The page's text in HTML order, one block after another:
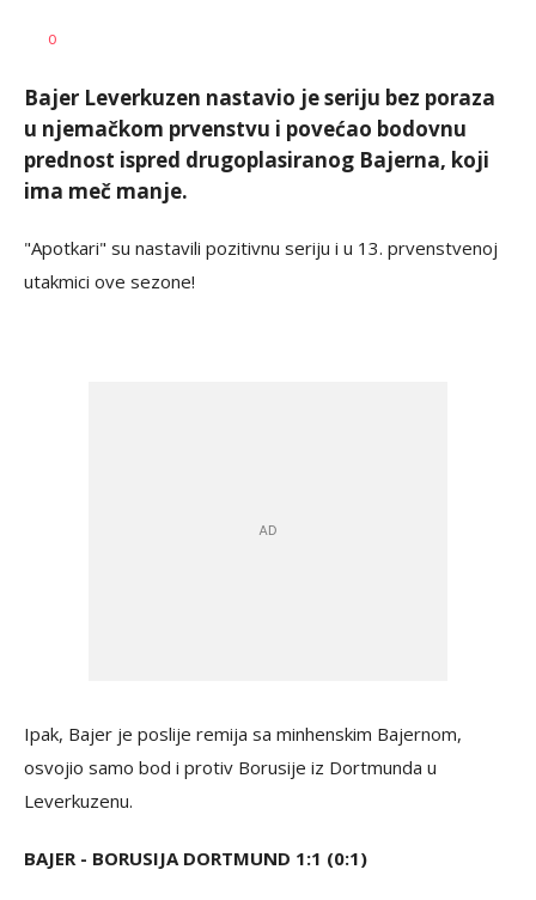
AUTOR
0
Bajer Leverkuzen nastavio je seriju bez poraza
u njemačkom prvenstvu i povećao bodovnu
prednost ispred drugoplasiranog Bajerna, koji
ima meč manje.
"Apotkari" su nastavili pozitivnu seriju i u 13. prvenstvenoj
utakmici ove sezone!
Ipak, Bajer je poslije remija sa minhenskim Bajernom,
osvojio samo bod i protiv Borusije iz Dortmunda u
Leverkuzenu.
BAJER - BORUSIJA DORTMUND 1:1 (0:1)